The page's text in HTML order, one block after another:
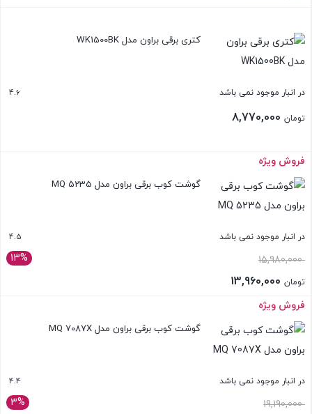
فعلی:
تومان 7,900,000.
کتری برقی براون مدل WK1500BK
در انبار موجود نمی باشد 4.6
تومان
بستن
فروش ویژه
گوشت کوب برقی براون مدل MQ 5235
در انبار موجود نمی باشد 4.5
13% 15,980,000
قیمت
اصلی:
تومان
قیمت
فعلی:
تومان 13,960,000.
بستن
فروش ویژه
گوشت کوب برقی براون مدل MQ 7087X
در انبار موجود نمی باشد 4.4
3% 19,190,000
قیمت